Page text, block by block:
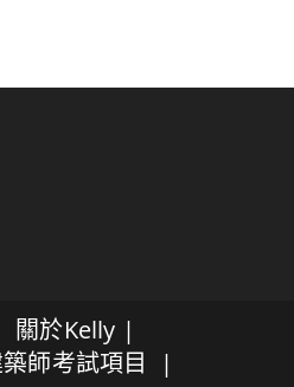
關於Kelly
師考試項目